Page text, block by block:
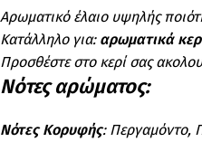
Αρωματικό έλαιο υψηλής
Κατάλληλο για: αρωματικά
Προσθέστε στο κερί σας
Νότες αρώματος:
Νότες Κορυφής: Περγαμόντο,